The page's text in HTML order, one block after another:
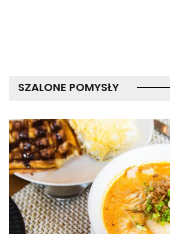
SZALONE POMYSŁY